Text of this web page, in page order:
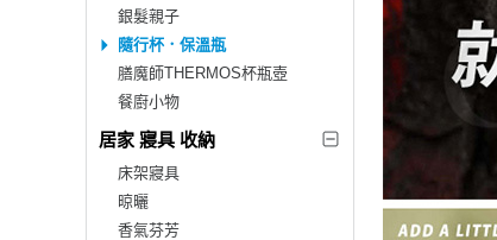
銀髮親子
隨行杯．保溫瓶
膳魔師THERMOS杯瓶壺
餐廚小物
居家 寢具 收納
床架寢具
晾曬
香氣芬芳